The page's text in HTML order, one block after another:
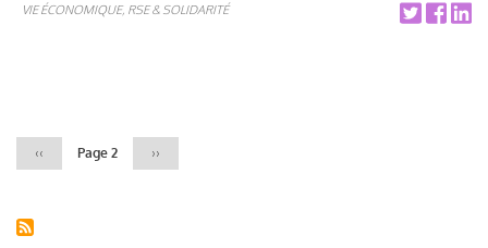
VIE ÉCONOMIQUE, RSE & SOLIDARITÉ
Page
précédente
‹‹ Page 2
Page
››